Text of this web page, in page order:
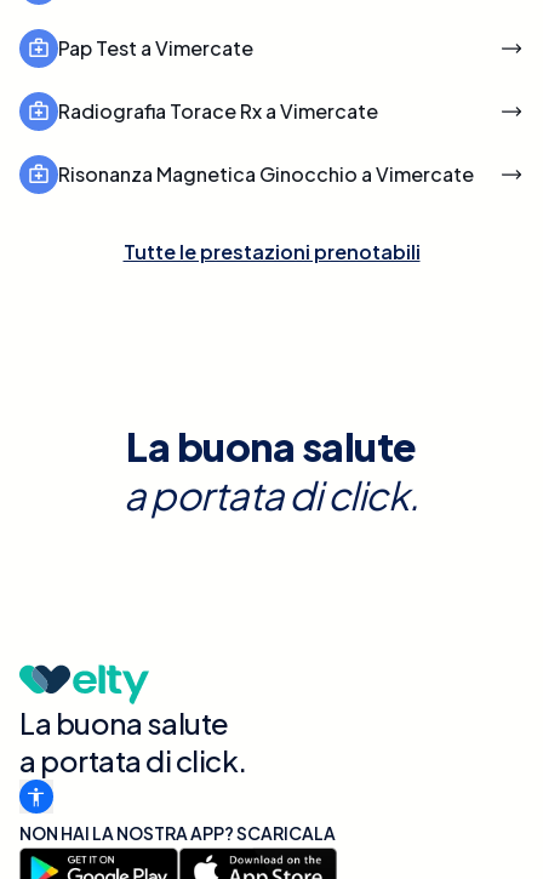
Pap Test a Vimercate
Radiografia Torace Rx a Vimercate
Risonanza Magnetica Ginocchio a Vimercate
Tutte le prestazioni prenotabili
La buona salute
a portata di click.
La buona salute
a portata di click.
NON HAI LA NOSTRA APP? SCARICALA